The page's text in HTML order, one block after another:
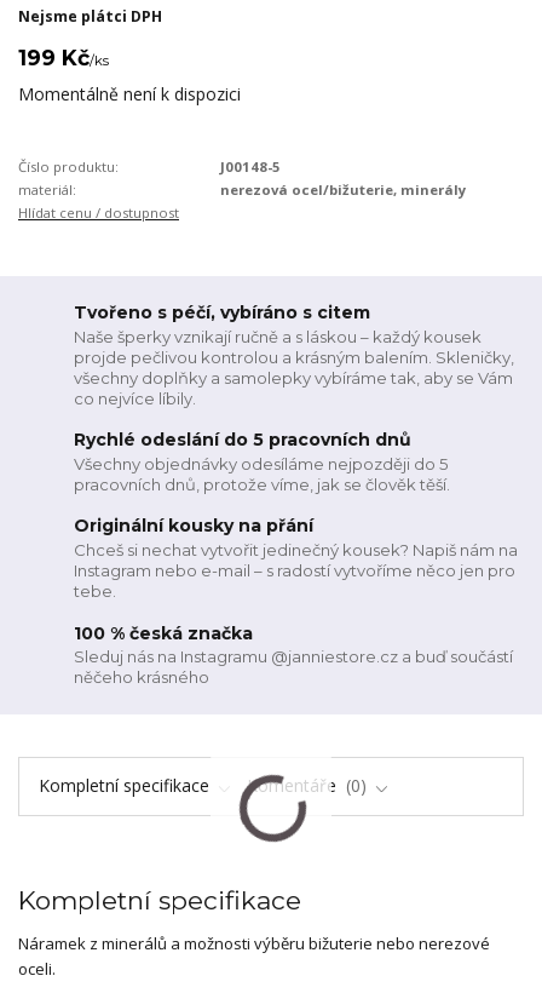
Nejsme plátci DPH
199 Kč/ks
Momentálně není k dispozici
Číslo produktu:
J00148-5
materiál:
nerezová ocel/bižuterie, minerály
Hlídat cenu / dostupnost
Tvořeno s péčí, vybíráno s citem
Naše šperky vznikají ručně a s láskou – každý kousek
projde pečlivou kontrolou a krásným balením. Skleničky,
všechny doplňky a samolepky vybíráme tak, aby se Vám
co nejvíce líbily.
Rychlé odeslání do 5 pracovních dnů
Všechny objednávky odesíláme nejpozději do 5
pracovních dnů, protože víme, jak se člověk těší.
Originální kousky na přání
Chceš si nechat vytvořit jedinečný kousek? Napiš nám na
Instagram nebo e-mail – s radostí vytvoříme něco jen pro
tebe.
100 % česká značka
Sleduj nás na Instagramu @janniestore.cz a buď součástí
něčeho krásného
Kompletní specifikace Komentáře 0
Kompletní specifikace
Náramek z minerálů a možnosti výběru bižuterie nebo nerezové
oceli.